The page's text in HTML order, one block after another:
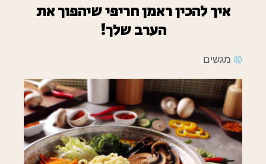
איך להכין ראמן חריפי שיהפוך את
הערב שלך!
מגשים